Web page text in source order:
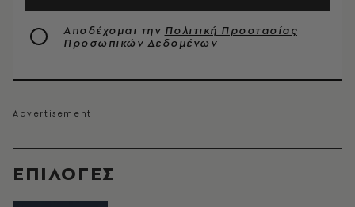
EΠΙΛΟΓΈΣ
Αποδέχομαι την Πολιτική Προστασίας
Προσωπικών Δεδομένων